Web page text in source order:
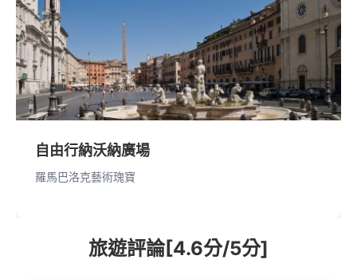
自由行納沃納廣場
羅馬巴洛克藝術瑰寶
旅遊評論[4.6分/5分]